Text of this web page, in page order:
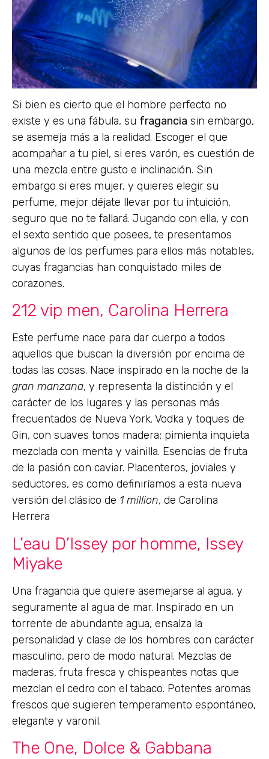
Si bien es cierto que el hombre perfecto no
existe y es una fábula, su fragancia sin embargo,
se asemeja más a la realidad. Escoger el que
acompañar a tu piel, si eres varón, es cuestión de
una mezcla entre gusto e inclinación. Sin
embargo si eres mujer, y quieres elegir su
perfume, mejor déjate llevar por tu intuición,
seguro que no te fallará. Jugando con ella, y con
el sexto sentido que posees, te presentamos
algunos de los perfumes para ellos más notables,
cuyas fragancias han conquistado miles de
corazones.
212 vip men, Carolina Herrera
Este perfume nace para dar cuerpo a todos
aquellos que buscan la diversión por encima de
todas las cosas. Nace inspirado en la noche de la
gran manzana, y representa la distinción y el
carácter de los lugares y las personas más
frecuentados de Nueva York. Vodka y toques de
Gin, con suaves tonos madera; pimienta inquieta
mezclada con menta y vainilla. Esencias de fruta
de la pasión con caviar. Placenteros, joviales y
seductores, es como definiríamos a esta nueva
versión del clásico de 1 million, de Carolina
Herrera
L’eau D’Issey por homme, Issey
Miyake
Una fragancia que quiere asemejarse al agua, y
seguramente al agua de mar. Inspirado en un
torrente de abundante agua, ensalza la
personalidad y clase de los hombres con carácter
masculino, pero de modo natural. Mezclas de
maderas, fruta fresca y chispeantes notas que
mezclan el cedro con el tabaco. Potentes aromas
frescos que sugieren temperamento espontáneo,
elegante y varonil.
The One, Dolce & Gabbana